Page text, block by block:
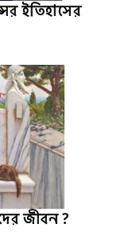
ইতিহাসের
জীবন ?